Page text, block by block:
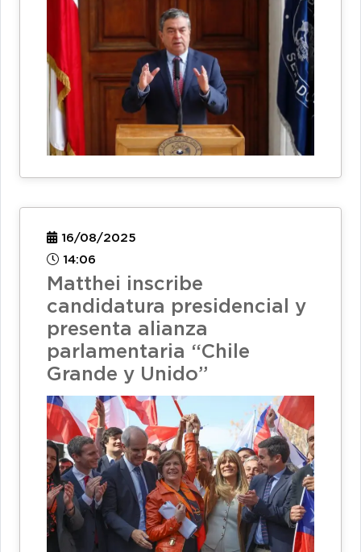
16/08/2025
14:06
Matthei inscribe
candidatura presidencial y
presenta alianza
parlamentaria “Chile
Grande y Unido”